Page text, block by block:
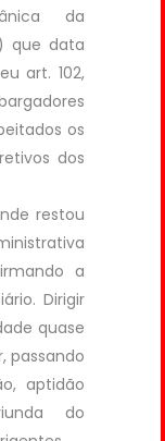
da
que data
art. 102,
os
dos
restou
a
Dirigir
quase
passando
aptidão
do